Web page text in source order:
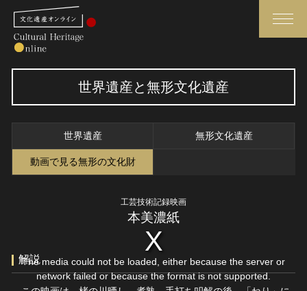
世界遺産と無形文化遺産
媒体資料・関連記事等
博物館、美術館の皆さまへ
文化庁よりご挨拶
今月のみどころ
世界遺産と無形文化遺産
世界遺産 無形文化遺産
動画で見る無形の文化財
工芸技術記録映画
本美濃紙
The media could not be loaded, either because the server or
network failed or because the format is not supported.
解説